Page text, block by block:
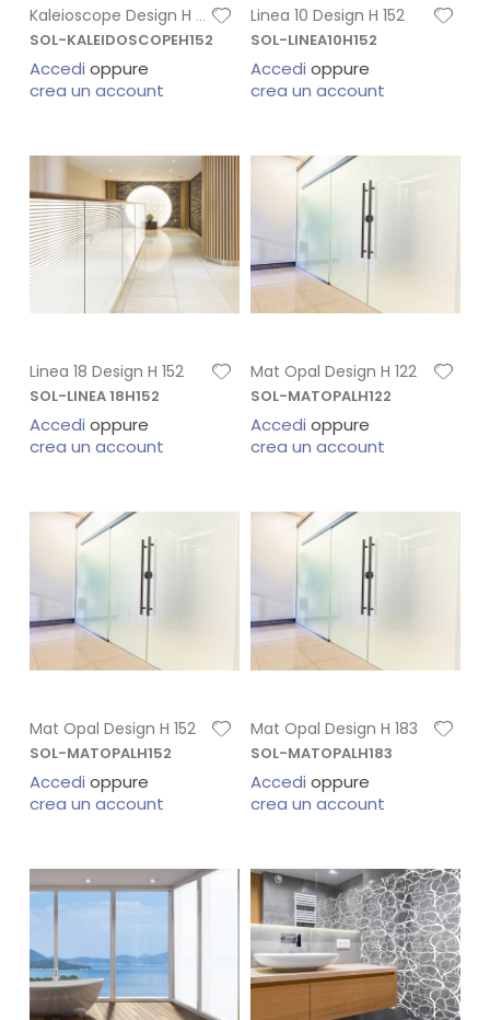
Kaleioscope Design H 152
SOL-KALEIDOSCOPEH152
Accedi oppure
crea un account
Linea 10 Design H 152
SOL-LINEA10H152
Accedi oppure
crea un account
Linea 18 Design H 152
SOL-LINEA 18H152
Accedi oppure
crea un account
Mat Opal Design H 122
SOL-MATOPALH122
Accedi oppure
crea un account
Mat Opal Design H 152
SOL-MATOPALH152
Accedi oppure
crea un account
Mat Opal Design H 183
SOL-MATOPALH183
Accedi oppure
crea un account